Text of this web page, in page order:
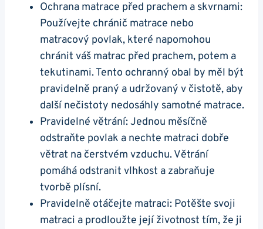
Ochrana matrace před prachem a skvrnami:
Používejte chránič matrace nebo
matracový povlak, které napomohou
chránit váš matrac před prachem, potem a
tekutinami. Tento ochranný obal by měl být
pravidelně praný a udržovaný v čistotě, aby
další nečistoty nedosáhly samotné matrace.
Pravidelné větrání: Jednou měsíčně
odstraňte povlak a nechte matraci dobře
větrat na čerstvém vzduchu. Větrání
pomáhá odstranit vlhkost a zabraňuje
tvorbě plísní.
Pravidelně otáčejte matraci: Potěšte svoji
matraci a prodloužte její životnost tím, že ji